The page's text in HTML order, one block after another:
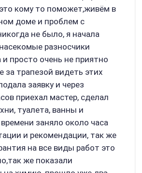
кому то поможет,живём в
доме и проблем с
не было, я начала
разносчики
просто очень не приятно
за трапезой видеть этих
заявку и через
приехал мастер, сделал
туалета, ванны и
заняло около часа
и рекомендации, так же
на все виды работ это
же показали